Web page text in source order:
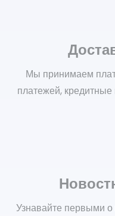
Мы принимаем
платежей,
Узнавайте первыми